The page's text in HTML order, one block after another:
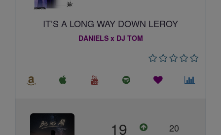
IT’S A LONG WAY DOWN LEROY
DANIELS x DJ TOM
19 20